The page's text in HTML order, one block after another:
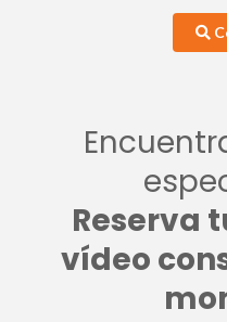
Reserva
vídeo